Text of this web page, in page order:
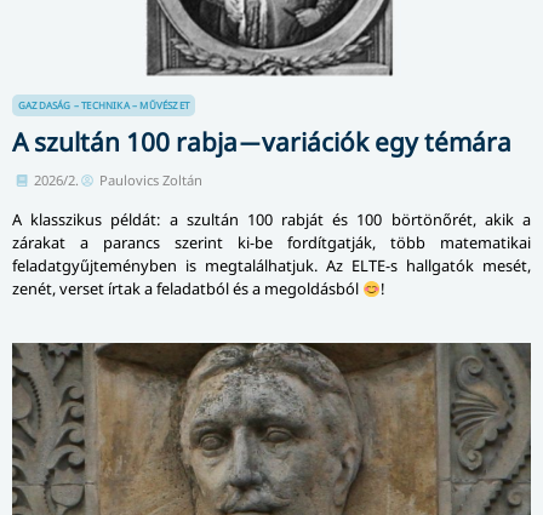
GAZDASÁG – TECHNIKA – MŰVÉSZET
A szultán 100 rabja ̶ variációk egy témára
2026/2. Paulovics Zoltán
A klasszikus példát: a szultán 100 rabját és 100 börtönőrét, akik a
zárakat a parancs szerint ki-be fordítgatják, több matematikai
feladatgyűjteményben is megtalálhatjuk. Az ELTE-s hallgatók mesét,
zenét, verset írtak a feladatból és a megoldásból
!